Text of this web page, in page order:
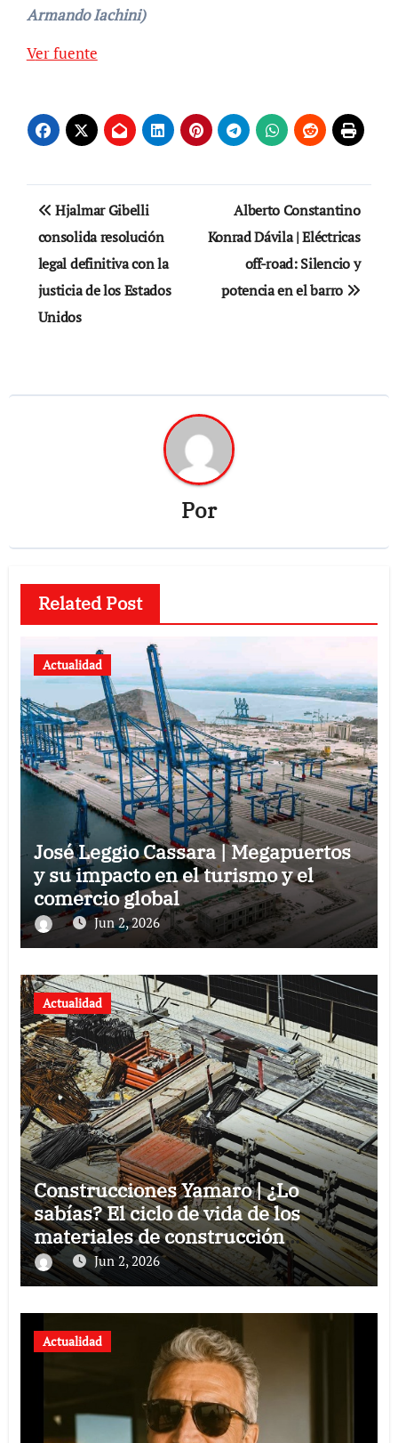
Armando Iachini)
Navegación
entradas
Ver fuente
Navegación
de
entradas
Hjalmar Gibelli
consolida resolución
legal definitiva con la
justicia de los Estados
Unidos
Alberto Constantino
Konrad Dávila | Eléctricas
off-road: Silencio y
potencia en el barro
Por
Related Post
Actualidad
José Leggio Cassara | Megapuertos
y su impacto en el turismo y el
comercio global
Jun 2, 2026
Actualidad
Construcciones Yamaro | ¿Lo
sabías? El ciclo de vida de los
materiales de construcción
revoluciona eficiencia en proyectos
modernos
Jun 2, 2026
Actualidad